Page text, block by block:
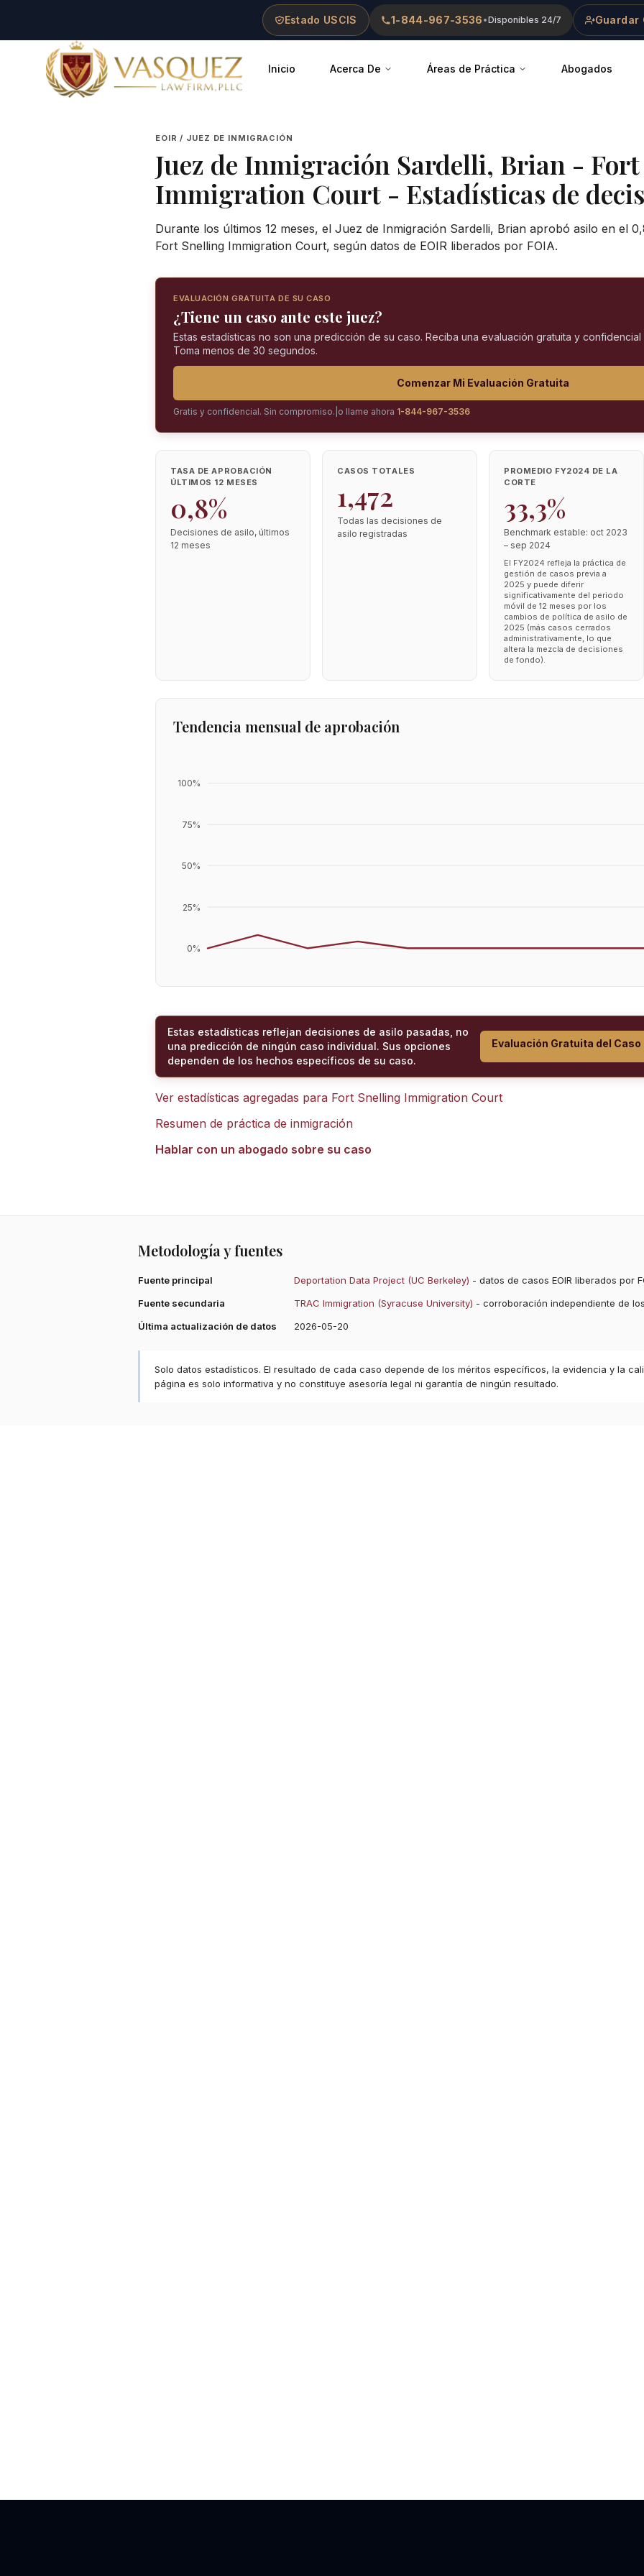
Estado USCIS 1-844-967-3536 •Disponibles 24/7 Guardar
Vasquez Law Firm - Home
Inicio Acerca De Áreas de Práctica Abogados
EOIR / JUEZ DE INMIGRACIÓN
Juez de Inmigración Sardelli, Brian -
Immigration Court - Estadísticas de
Durante los últimos 12 meses, el Juez de Inmigración Sardelli, Brian aprobó asilo en el
Fort Snelling Immigration Court, según datos de EOIR liberados por FOIA.
EVALUACIÓN GRATUITA DE SU CASO
¿Tiene un caso ante este juez?
Estas estadísticas no son una predicción de su caso. Reciba una evaluación gratuita y
Toma menos de 30 segundos.
Comenzar Mi Evaluación Gratuita
Gratis y confidencial. Sin compromiso. o llame ahora 1-844-967-3536
TASA DE APROBACIÓN
ÚLTIMOS 12 MESES
0,8%
Decisiones de asilo, últimos
12 meses
CASOS TOTALES
1,472
Todas las decisiones de
asilo registradas
PROMEDIO FY2024 DE LA
CORTE
33,3%
Benchmark estable: oct 2023
– sep 2024
El FY2024 refleja la práctica de
gestión de casos previa a
2025 y puede diferir
significativamente del periodo
móvil de 12 meses por los
cambios de política de asilo de
2025 (más casos cerrados
administrativamente, lo que
altera la mezcla de decisiones
de fondo).
Tendencia mensual de aprobación
0%
25%
50%
75%
100%
Estas estadísticas reflejan decisiones de asilo pasadas, no
una predicción de ningún caso individual. Sus opciones
dependen de los hechos específicos de su caso.
Evaluación Gratuita del Caso
Ver estadísticas agregadas para Fort Snelling Immigration Court
Resumen de práctica de inmigración
Hablar con un abogado sobre su caso
Metodología y fuentes
Fuente principal Deportation Data Project (UC Berkeley) - datos de casos EOIR liberados por
Fuente secundaria
TRAC Immigration (Syracuse University) - corroboración independiente de
Última actualización de datos
2026-05-20
Solo datos estadísticos. El resultado de cada caso depende de los méritos específicos, la evidencia y la
página es solo informativa y no constituye asesoría legal ni garantía de ningún resultado.